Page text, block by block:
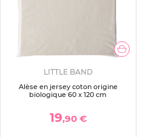
LITTLE BAND
Alèse en jersey coton origine
biologique 60 x 120 cm
19,90 €